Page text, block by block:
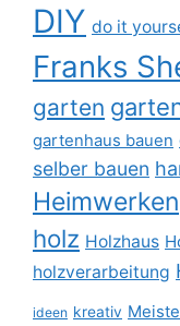
DIY do it
Franks
garten
gartenhaus bauen
selber bauen
Heimwerken
holz Holzhaus
holzverarbeitung
ideen kreativ